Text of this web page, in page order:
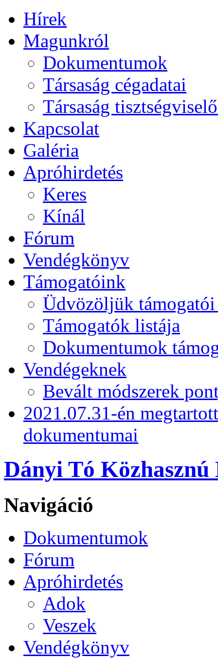
Hírek
Magunkról
Dokumentumok
Társaság cégadatai
Társaság
Kapcsolat
Galéria
Apróhirdetés
Keres
Kínál
Fórum
Vendégkönyv
Támogatóink
Üdvözöljük
Támogatók listája
Dokumentumok
Vendégeknek
Bevált módszerek
2021.07.31-én
dokumentumai
Dányi Tó
Navigáció
Dokumentumok
Fórum
Apróhirdetés
Adok
Veszek
Vendégkönyv